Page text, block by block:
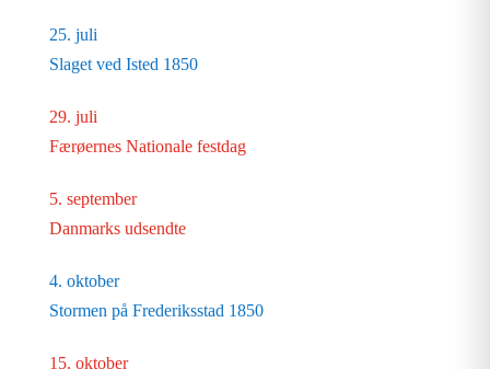
25. juli
Slaget ved Isted 1850
29. juli
Færøernes Nationale festdag
5. september
Danmarks udsendte
4. oktober
Stormen på Frederiksstad 1850
15. oktober